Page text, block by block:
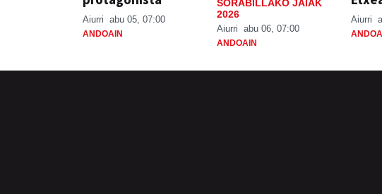
Aiurri abu 05, 07:00
ANDOAIN
SORABILLAKO JAIAK
2026
Aiurri abu 06, 07:00
ANDOAIN
Aiurri